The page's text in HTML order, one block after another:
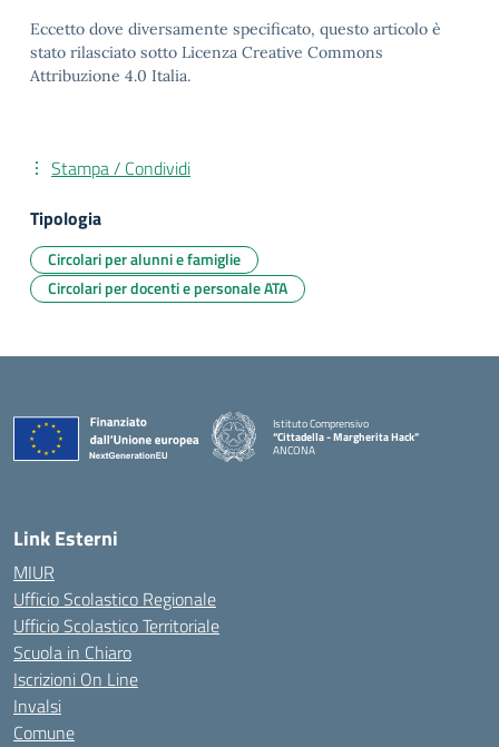
Eccetto dove diversamente specificato, questo articolo è
stato rilasciato sotto Licenza Creative Commons
Attribuzione 4.0 Italia.
Stampa / Condividi
Tipologia
Circolari per alunni e famiglie
Circolari per docenti e personale ATA
Istituto Comprensivo
“Cittadella - Margherita Hack”
ANCONA
Link Esterni
MIUR
Ufficio Scolastico Regionale
Ufficio Scolastico Territoriale
Scuola in Chiaro
Iscrizioni On Line
Invalsi
Comune